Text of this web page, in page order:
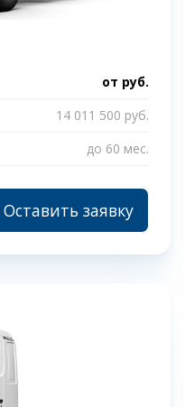
от руб.
14 011 500 руб.
до 60 мес.
Оставить заявку